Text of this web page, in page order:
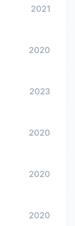
2021
2020
2023
2020
2020
2020